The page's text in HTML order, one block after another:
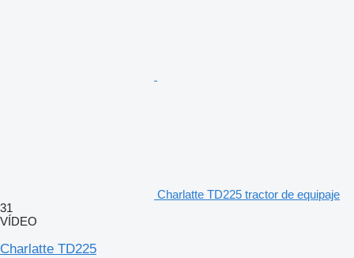
Charlatte TD225 tractor de equipaje
31
VÍDEO
Charlatte TD225